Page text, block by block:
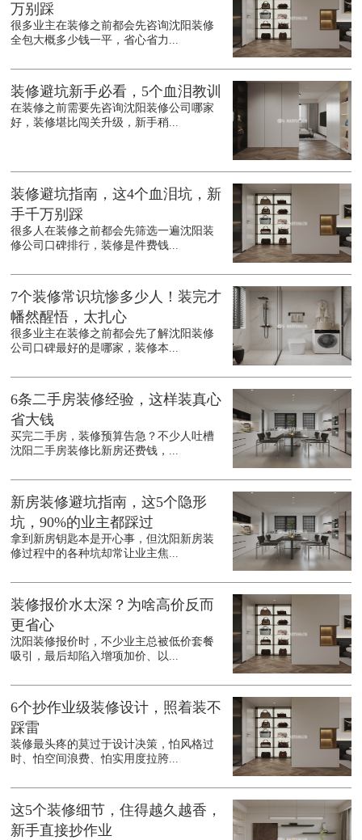
万别踩
很多业主在装修之前都会先咨询沈阳装修
全包大概多少钱一平，省心省力...
装修避坑新手必看，5个血泪教训
在装修之前需要先咨询沈阳装修公司哪家
好，装修堪比闯关升级，新手稍...
装修避坑指南，这4个血泪坑，新
手千万别踩
很多人在装修之前都会先筛选一遍沈阳装
修公司口碑排行，装修是件费钱...
7个装修常识坑惨多少人！装完才
幡然醒悟，太扎心
很多业主在装修之前都会先了解沈阳装修
公司口碑最好的是哪家，装修本...
6条二手房装修经验，这样装真心
省大钱
买完二手房，装修预算告急？不少人吐槽
沈阳二手房装修比新房还费钱，...
新房装修避坑指南，这5个隐形
坑，90%的业主都踩过
拿到新房钥匙本是开心事，但沈阳新房装
修过程中的各种坑却常让业主焦...
装修报价水太深？为啥高价反而
更省心
沈阳装修报价时，不少业主总被低价套餐
吸引，最后却陷入增项加价、以...
6个抄作业级装修设计，照着装不
踩雷
装修最头疼的莫过于设计决策，怕风格过
时、怕空间浪费、怕实用度拉胯...
这5个装修细节，住得越久越香，
新手直接抄作业